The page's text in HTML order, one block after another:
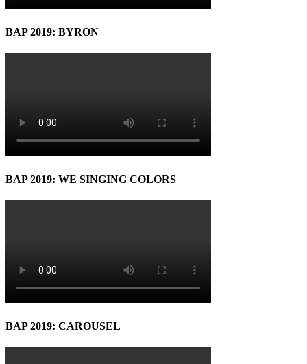
BAP 2019: BYRON
BAP 2019: WE SINGING COLORS
BAP 2019: CAROUSEL